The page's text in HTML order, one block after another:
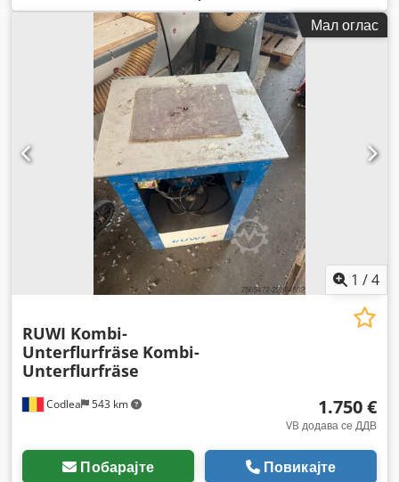
масата:500 мм, должина на масата:2.500 мм, максимална
брзина на вретеното:10.000 обр/мин, Мал оглас
1 /4
Codlea 543 km
RUWI Kombi-
Unterflurfräse Kombi-
Unterflurfräse
1.750 €
VB додава се ДДВ
Побарајте Повикајте